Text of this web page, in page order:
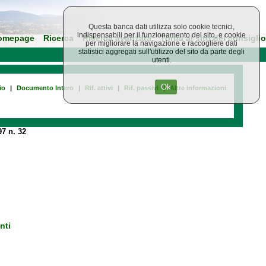
Ricerca Ricerca avanzata Torna al sito del consiglio
| Documento Intero | Rif. attivi | Rif. passivi | Altre informazioni
n. 32
Questa banca dati utilizza solo cookie tecnici,
indispensabili per il funzionamento del sito, e cookie
per migliorare la navigazione e raccogliere dati
statistici aggregati sull'utilizzo del sito da parte degli
utenti.
Ok